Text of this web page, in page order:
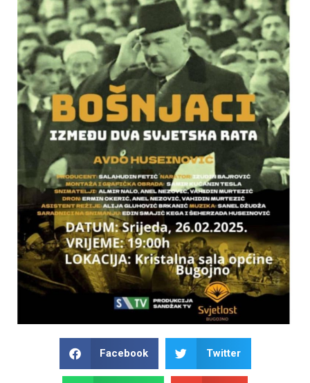
Facebook Twitter